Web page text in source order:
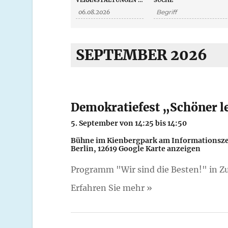
e
a
t
a
l
n
g
S
u
h
SEPTEMBER 2026
Demokratiefest „Schöner
5. September von 14:25 bis14:50
Bühne im Kienbergpark am
Berlin, 12619Google Karte anzeigen
Programm "Wir sind die Besten!" in
Erfahren Sie mehr »